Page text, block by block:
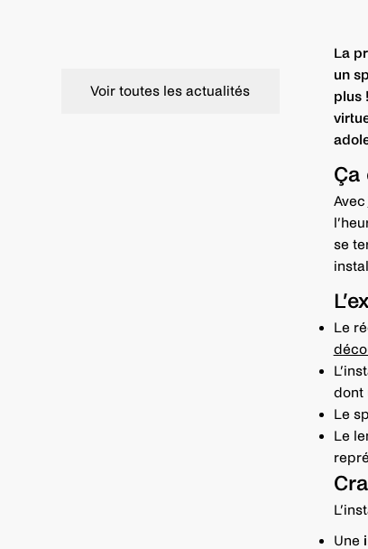
Voir toutes les actualités
La
un
plus
Ça
Avec
se
Le
dont
Le
Le
Une